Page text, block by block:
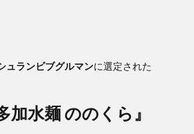
ュランビブグルマンに選定された
加水麺 ののくら』